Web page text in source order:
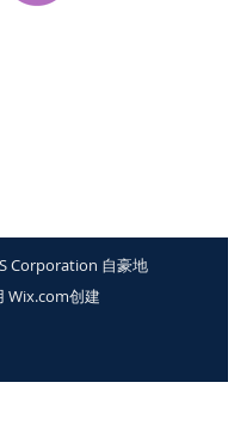
Corporation 自豪地
Wix.com创建